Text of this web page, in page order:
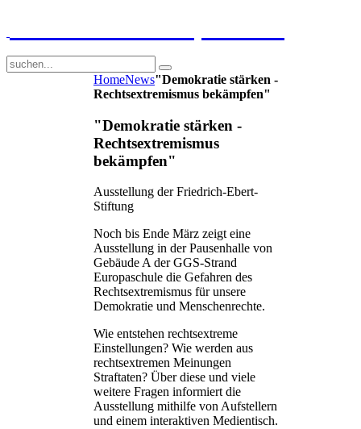
HomeNews"Demokratie stärken -
Rechtsextremismus bekämpfen"
"Demokratie stärken -
Rechtsextremismus
bekämpfen"
Ausstellung der Friedrich-Ebert-
Stiftung
Noch bis Ende März zeigt eine
Ausstellung in der Pausenhalle von
Gebäude A der GGS-Strand
Europaschule die Gefahren des
Rechtsextremismus für unsere
Demokratie und Menschenrechte.
Wie entstehen rechtsextreme
Einstellungen? Wie werden aus
rechtsextremen Meinungen
Straftaten? Über diese und viele
weitere Fragen informiert die
Ausstellung mithilfe von Aufstellern
und einem interaktiven Medientisch.